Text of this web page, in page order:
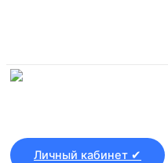
Личный кабинет ✔